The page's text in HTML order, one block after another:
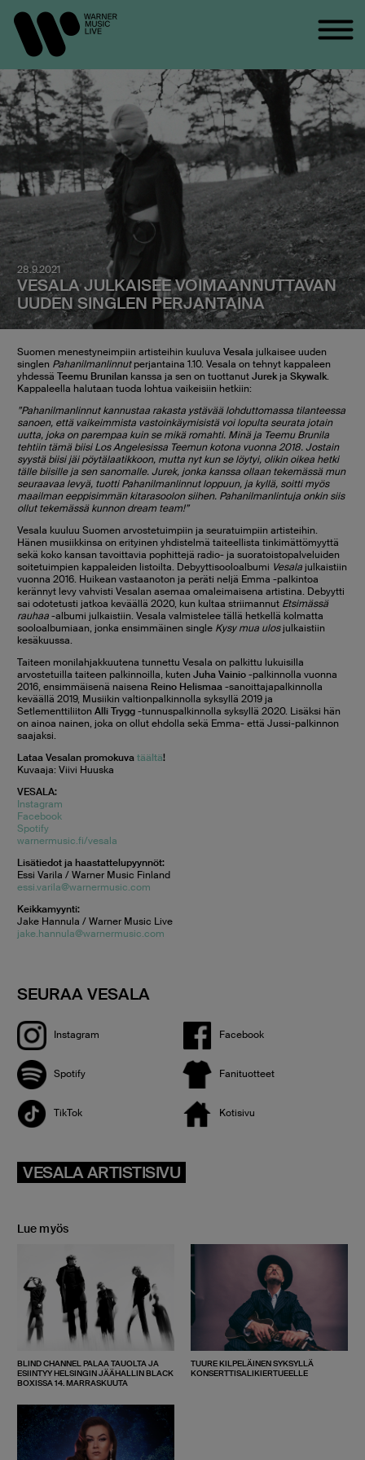
28.9.2021
VESALA JULKAISEE VOIMAANNUTTAVAN
UUDEN SINGLEN PERJANTAINA
Suomen menestyneimpiin artisteihin kuuluva Vesala julkaisee uuden
singlen Pahanilmanlinnutperjantaina 1.10. Vesala on tehnyt kappaleen
yhdessä Teemu Brunilan kanssa ja sen on tuottanutJurekja Skywalk.
Kappaleella halutaan tuoda lohtua vaikeisiin hetkiin:
”Pahanilmanlinnut kannustaa rakasta ystävää lohduttomassa tilanteessa
sanoen, että vaikeimmista vastoinkäymisistä voi lopulta seurata jotain
uutta, joka on parempaa kuin se mikä romahti. Minä ja Teemu Brunila
tehtiin tämä biisi Los Angelesissa Teemun kotona vuonna 2018. Jostain
syystä biisi jäi pöytälaatikkoon, mutta nyt kun se löytyi, olikin oikea hetki
tälle biisille ja sen sanomalle. Jurek, jonka kanssa ollaan tekemässä mun
seuraavaa levyä, tuotti Pahanilmanlinnut loppuun, ja kyllä, soitti myös
maailman eeppisimmän kitarasoolon siihen. Pahanilmanlintuja onkin siis
ollut tekemässä kunnon dream team!”
Vesala kuuluu Suomen arvostetuimpiin ja seuratuimpiin artisteihin.
Hänen musiikkinsa on erityinen yhdistelmä taiteellista tinkimättömyyttä
sekä koko kansan tavoittavia pophittejä radio- ja suoratoistopalveluiden
soitetuimpien kappaleiden listoilta. Debyyttisooloalbumi Vesala julkaistiin
vuonna 2016. Huikean vastaanoton ja peräti neljä Emma -palkintoa
kerännyt levy vahvisti Vesalan asemaa omaleimaisena artistina. Debyytti
sai odotetusti jatkoa keväällä 2020, kun kultaa striimannut Etsimässä
rauhaa-albumi julkaistiin. Vesala valmistelee tällä hetkellä kolmatta
sooloalbumiaan, jonka ensimmäinen single Kysy mua ulosjulkaistiin
kesäkuussa.
Taiteen monilahjakkuutena tunnettu Vesala on palkittu lukuisilla
arvostetuilla taiteen palkinnoilla, kuten Juha Vainio-palkinnolla vuonna
2016, ensimmäisenä naisena Reino Helismaa-sanoittajapalkinnolla
keväällä 2019, Musiikin valtionpalkinnolla syksyllä 2019 ja
Setlementtiliiton Alli Trygg-tunnuspalkinnolla syksyllä 2020. Lisäksi hän
on ainoa nainen, joka on ollut ehdolla sekä Emma- että Jussi-palkinnon
saajaksi.
Lataa Vesalan promokuvatäältä!
Kuvaaja: Viivi Huuska
VESALA:
Instagram
Facebook
Spotify
warnermusic.fi/vesala
Lisätiedot ja haastattelupyynnöt:
Essi Varila / Warner Music Finland
essi.varila@warnermusic.com
Keikkamyynti:
Jake Hannula / Warner Music Live
jake.hannula@warnermusic.com
SEURAA VESALA
Instagram Facebook
Spotify Fanituotteet
TikTok Kotisivu
VESALA ARTISTISIVU
Lue myös
BLIND CHANNEL PALAA TAUOLTA JA
ESIINTYY HELSINGIN JÄÄHALLIN BLACK
BOXISSA 14. MARRASKUUTA
TUURE KILPELÄINEN SYKSYLLÄ
KONSERTTISALIKIERTUEELLE